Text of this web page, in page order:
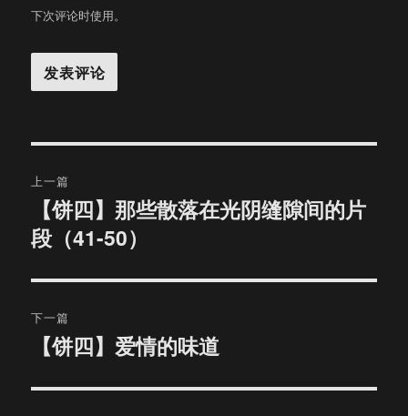
下次评论时使用。
章
导
航
上一篇
篇
章：
【饼四】那些散落在光阴缝隙间的片
段（41-50）
下一篇
文
【饼四】爱情的味道